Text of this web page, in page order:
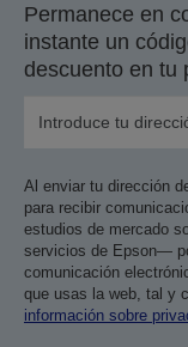
Permanece en
instante un
descuento en tu
Al enviar tu dirección
para recibir
estudios de mercado
servicios de Epson—
comunicación
que usas la web, tal y
información sobre